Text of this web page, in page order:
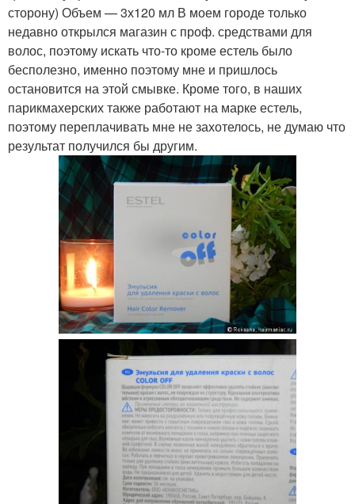
сторону) Объем — 3х120 мл В моем городе только
недавно открылся магазин с проф. средствами для
волос, поэтому искать что-то кроме естель было
бесполезно, именно поэтому мне и пришлось
остановится на этой смывке. Кроме того, в наших
парикмахерских также работают на марке естель,
поэтому переплачивать мне не захотелось, не думаю что
результат получился бы другим.